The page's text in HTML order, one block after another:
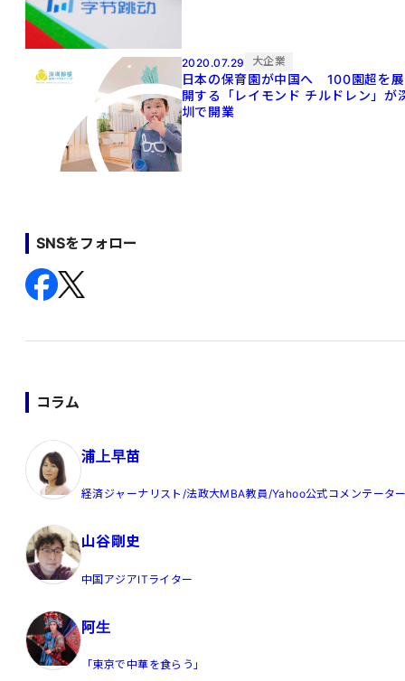
2020.07.29 大企業
日本の保育園が中国へ 100園超を展
開する「レイモンド チルドレン」が
圳で開業
SNSをフォロー
コラム
浦上早苗
経済ジャーナリスト/法政大MBA教員/Yahoo公式コメンテータ
山谷剛史
中国アジアITライター
阿生
「東京で中華を食らう」